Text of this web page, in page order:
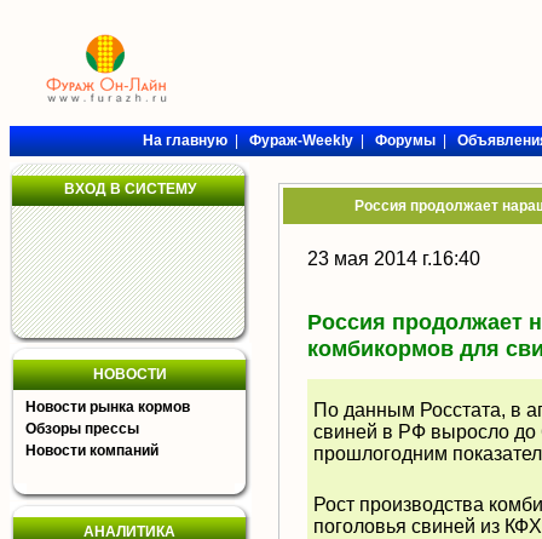
На главную|Фураж-Weekly|Форумы|
ВХОД В СИСТЕМУ
НОВОСТИ
Новости рынка кормов
Обзоры прессы
Новости компаний
АНАЛИТИКА
Россия продолжает
23 мая 2014 г.16:40
Россия продолжает
комбикормов для
По данным Росстата, в
свиней в РФ выросло до
прошлогодним
Рост производства
поголовья свиней из